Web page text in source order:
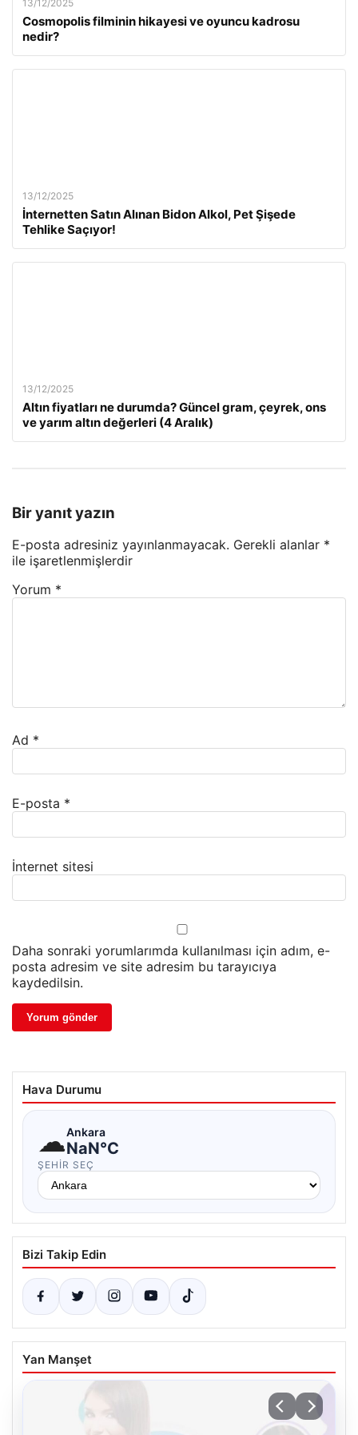
13/12/2025
Cosmopolis filminin hikayesi ve oyuncu kadrosu
nedir?
13/12/2025
İnternetten Satın Alınan Bidon Alkol, Pet Şişede
Tehlike Saçıyor!
13/12/2025
Altın fiyatları ne durumda? Güncel gram, çeyrek, ons
ve yarım altın değerleri (4 Aralık)
Bir yanıt yazın
E-posta adresiniz yayınlanmayacak. Gerekli alanlar *
ile işaretlenmişlerdir
Yorum *
Ad *
E-posta *
İnternet sitesi
Daha sonraki yorumlarımda kullanılması için adım, e-
posta adresim ve site adresim bu tarayıcıya
kaydedilsin.
Hava Durumu
☁Ankara
NaN°C
ŞEHIR SEÇ
Bizi Takip Edin
Yan Manşet